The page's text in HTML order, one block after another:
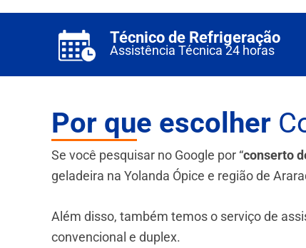
Técnico de Refrigeração
Assistência Técnica 24 horas
Por que escolher
Se você pesquisar no Google por “conserto
geladeira na Yolanda Ópice e região de
Além disso, também temos o serviço de
convencional e duplex.